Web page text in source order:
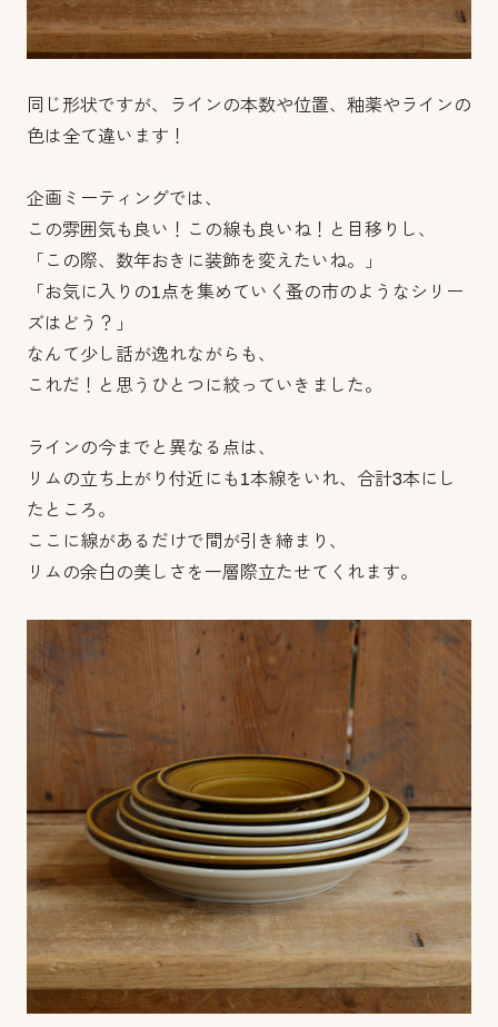
同じ形状ですが、ラインの本数や位置、釉薬やラインの
色は全て違います！
企画ミーティングでは、
この雰囲気も良い！この線も良いね！と目移りし、
「この際、数年おきに装飾を変えたいね。」
「お気に入りの1点を集めていく蚤の市のようなシリー
ズはどう？」
なんて少し話が逸れながらも、
これだ！と思うひとつに絞っていきました。
ラインの今までと異なる点は、
リムの立ち上がり付近にも1本線をいれ、合計3本にし
たところ。
ここに線があるだけで間が引き締まり、
リムの余白の美しさを一層際立たせてくれます。